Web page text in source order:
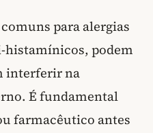
para alergias
histamínicos, podem
interferir na
É fundamental
farmacêutico antes